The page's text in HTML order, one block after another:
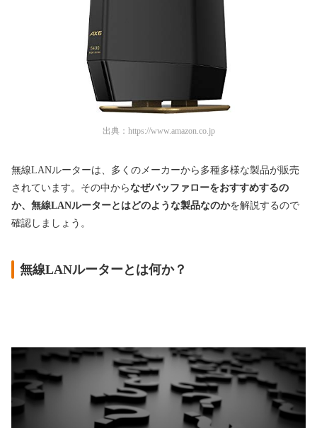
出典： https://www.amazon.co.jp
無線LANルーターは、多くのメーカーから多種多様な製品が販売
されています。その中からなぜバッファローをおすすめするの
か、無線LANルーターとはどのような製品なのかを解説するので
確認しましょう。
無線LANルーターとは何か？